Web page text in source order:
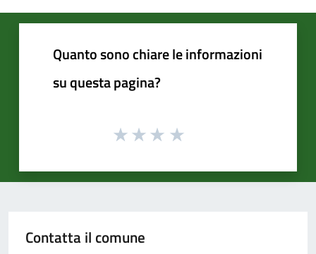
Quanto sono chiare le informazioni
su questa pagina?
Contatta il comune